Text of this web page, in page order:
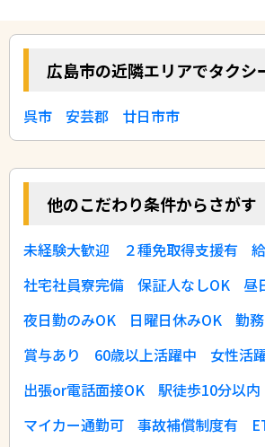
広島市の近隣エリアでタクシ
呉市 安芸郡 廿日市市
他のこだわり条件からさがす
未経験大歓迎 ２種免取得支援有
社宅社員寮完備
保証人なしOK
昼
夜日勤のみOK
日曜日休みOK
勤
賞与あり
60歳以上活躍中
女性活
出張or電話面接OK
駅徒歩10分以内
マイカー通勤可
事故補償制度有